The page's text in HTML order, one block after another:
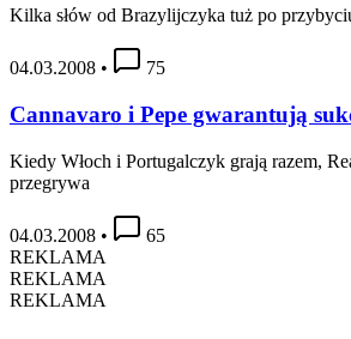
Kilka słów od Brazylijczyka tuż po
04.03.2008 • 75
Cannavaro i Pepe gwarantują
Kiedy Włoch i Portugalczyk grają razem,
przegrywa
04.03.2008 •
65
REKLAMA
REKLAMA
REKLAMA